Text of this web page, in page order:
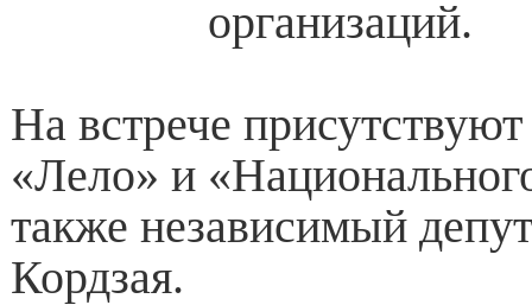
организаций.
На встрече
«Лело» и
также независимый
Кордзая.